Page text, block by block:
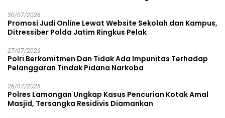
30/07/2026
Promosi Judi Online Lewat Website Sekolah dan Kampus,
Ditressiber Polda Jatim Ringkus Pelak
27/07/2026
Polri Berkomitmen Dan Tidak Ada Impunitas Terhadap
Pelanggaran Tindak Pidana Narkoba
26/07/2026
Polres Lamongan Ungkap Kasus Pencurian Kotak Amal
Masjid, Tersangka Residivis Diamankan